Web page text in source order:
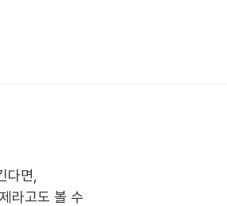
다면,
라고도 볼 수